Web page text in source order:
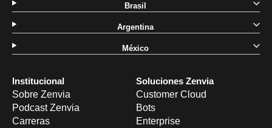
Institucional
Sobre Zenvia
Podcast Zenvia
Carreras
Soluciones Zenvia
Customer Cloud
Bots
Enterprise
Brasil
Argentina
México